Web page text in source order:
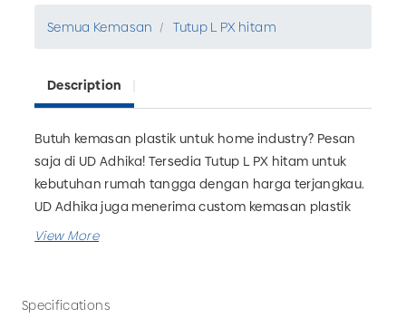
Semua Kemasan Tutup L PX hitam
Description
Butuh kemasan plastik untuk home industry? Pesan
saja di UD Adhika! Tersedia Tutup L PX hitam untuk
kebutuhan rumah tangga dengan harga terjangkau.
UD Adhika juga menerima custom kemasan plastik
yang bisa disesuaikan dengan kebutuhan bisnis
Specifications